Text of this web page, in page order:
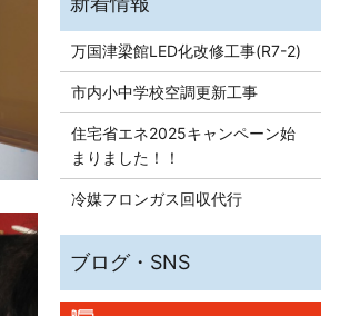
万国津梁館LED化改修工事(R7-2)
市内小中学校空調更新工事
住宅省エネ2025キャンペーン始
まりました！！
冷媒フロンガス回収代行